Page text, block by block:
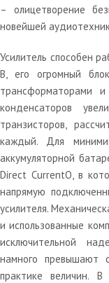
– олицетворение
новейшей
Усилитель способен
В, его огромный
трансформаторами и
конденсаторов
транзисторов,
каждый. Для
аккумуляторной
Direct CurrentO, в
напрямую
усилителя.
и использованные
исключительной
намного превышают
практике величин.